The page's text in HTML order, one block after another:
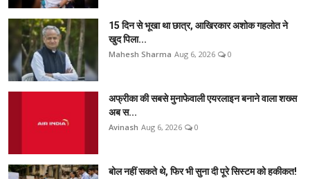
15 दिन से भूखा था छात्र, आखिरकार अशोक गहलोत ने
खुद पिला...
Mahesh Sharma Aug 6, 2026 0
अफ्रीका की सबसे मुनाफेवाली एयरलाइन बनाने वाला शख्स
अब स...
Avinash Aug 6, 2026 0
बोल नहीं सकते थे, फिर भी सुना दी पूरे सिस्टम को हकीकत!